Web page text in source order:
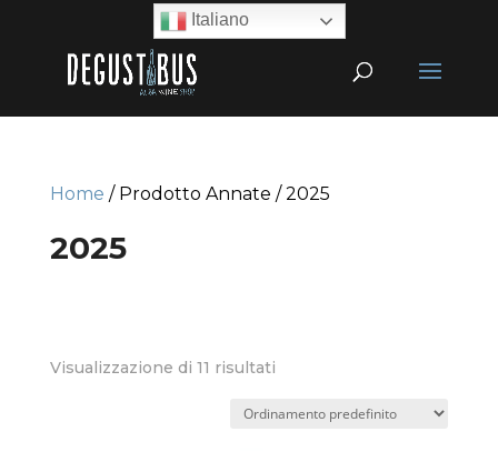
Home / Prodotto Annate / 2025
2025
Visualizzazione di 11 risultati
Italiano